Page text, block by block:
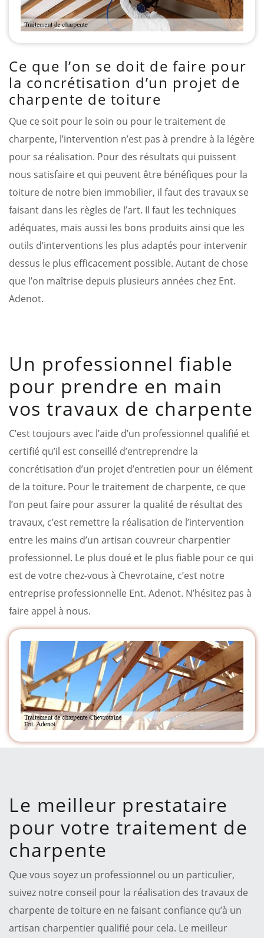
Ce que l’on se doit de faire pour
la concrétisation d’un projet de
charpente de toiture
Que ce soit pour le soin ou pour le traitement de
charpente, l’intervention n’est pas à prendre à la légère
pour sa réalisation. Pour des résultats qui puissent
nous satisfaire et qui peuvent être bénéfiques pour la
toiture de notre bien immobilier, il faut des travaux se
faisant dans les règles de l’art. Il faut les techniques
adéquates, mais aussi les bons produits ainsi que les
outils d’interventions les plus adaptés pour intervenir
dessus le plus efficacement possible. Autant de chose
que l’on maîtrise depuis plusieurs années chez Ent.
Adenot.
Un professionnel fiable
pour prendre en main
vos travaux de charpente
C’est toujours avec l’aide d’un professionnel qualifié et
certifié qu’il est conseillé d’entreprendre la
concrétisation d’un projet d’entretien pour un élément
de la toiture. Pour le traitement de charpente, ce que
l’on peut faire pour assurer la qualité de résultat des
travaux, c’est remettre la réalisation de l’intervention
entre les mains d’un artisan couvreur charpentier
professionnel. Le plus doué et le plus fiable pour ce qui
est de votre chez-vous à Chevrotaine, c’est notre
entreprise professionnelle Ent. Adenot. N’hésitez pas à
faire appel à nous.
Le meilleur prestataire
pour votre traitement de
charpente
Que vous soyez un professionnel ou un particulier,
suivez notre conseil pour la réalisation des travaux de
charpente de toiture en ne faisant confiance qu’à un
artisan charpentier qualifié pour cela. Le meilleur